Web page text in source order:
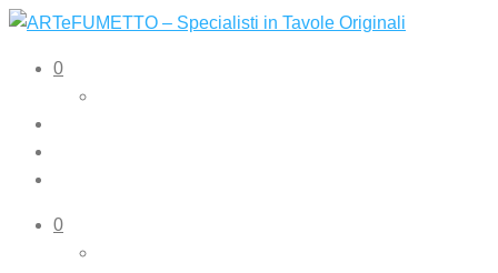
ARTeFUMETTO – Specialisti in Tavole Originali
Tavole originali e illustrazioni originali
0
0